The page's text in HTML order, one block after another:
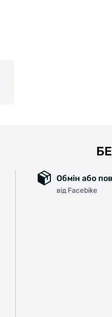
Обмін або
від Facebike